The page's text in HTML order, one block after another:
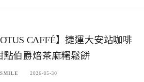
CAFFÉ】捷運大安站咖啡
點伯爵焙茶麻糬鬆餅
2026-05-30